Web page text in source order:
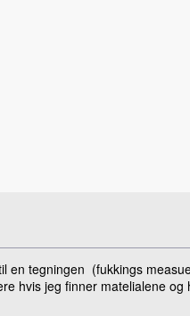
en tegningen (fukkings
hvis jeg finner matelialene og